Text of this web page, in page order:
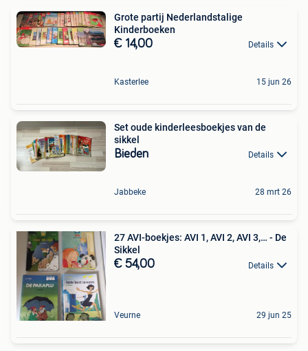
Grote partij Nederlandstalige
Kinderboeken
€ 14,00 Details
Kasterlee 15 jun 26
Set oude kinderleesboekjes van de
sikkel
Bieden Details
Jabbeke 28 mrt 26
27 AVI-boekjes: AVI 1, AVI 2, AVI 3,… - De
Sikkel
€ 54,00 Details
Veurne 29 jun 25